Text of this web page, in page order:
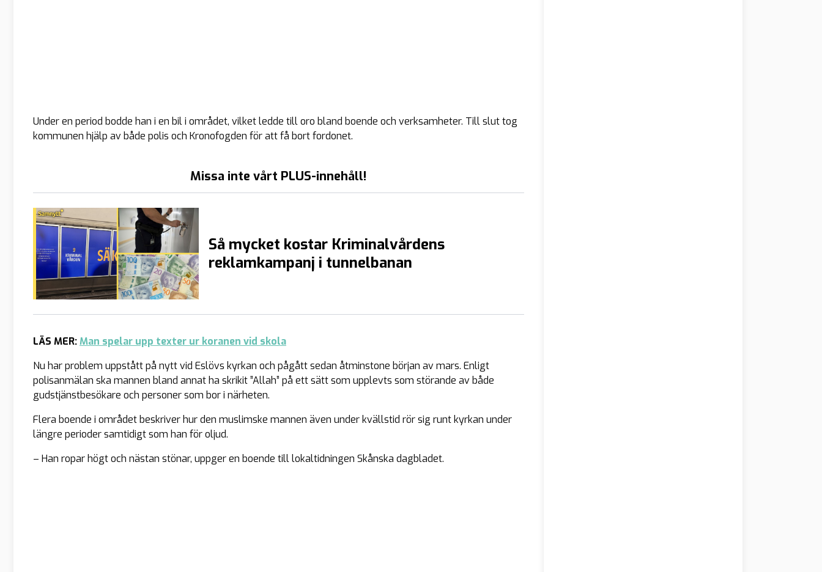
Under en period bodde han i en bil i området, vilket ledde till oro bland boende och verksamheter. Till slut tog
kommunen hjälp av både polis och Kronofogden för att få bort fordonet.
Missa inte vårt PLUS-innehåll!
Så mycket kostar Kriminalvårdens
reklamkampanj i tunnelbanan
LÄS MER:Man spelar upp texter ur koranen vid skola
Nu har problem uppstått på nytt vid Eslövs kyrkan och pågått sedan åtminstone början av mars. Enligt
polisanmälan ska mannen bland annat ha skrikit ”Allah” på ett sätt som upplevts som störande av både
gudstjänstbesökare och personer som bor i närheten.
Flera boende i området beskriver hur den muslimske mannen även under kvällstid rör sig runt kyrkan under
längre perioder samtidigt som han för oljud.
– Han ropar högt och nästan stönar, uppger en boende till lokaltidningen Skånska dagbladet.